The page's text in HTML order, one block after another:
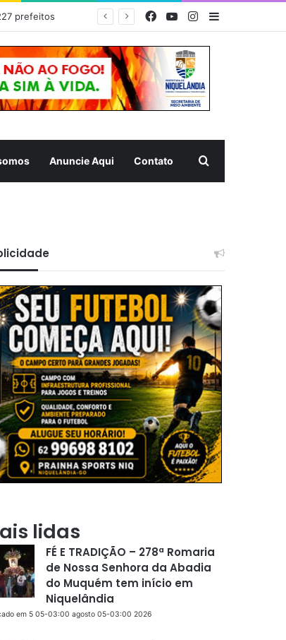
prefeitos FacebookYouTubeInstagram
Anuncie Aqui Contato
lidas
FÉ E TRADIÇÃO – 278ª Romaria
de Nossa Senhora da Abadia
do Muquém tem início em
Niquelândia
em 5 05-03:00 agosto 05-03:00 2026